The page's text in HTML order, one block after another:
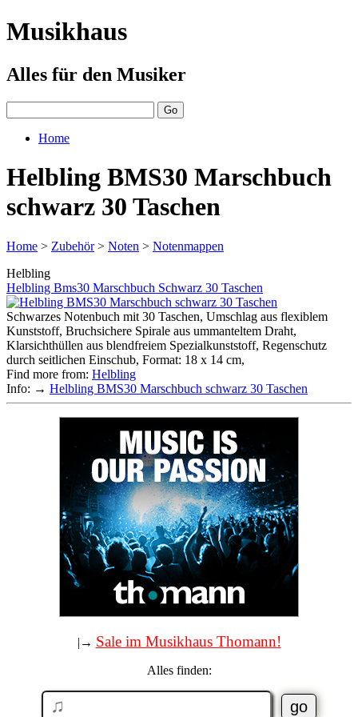
Musikhaus
Alles für den Musiker
Home
Helbling BMS30 Marschbuch
schwarz 30 Taschen
Home > Zubehör> Noten > Notenmappen
Helbling
Helbling Bms30 Marschbuch Schwarz 30 Taschen
Schwarzes Notenbuch mit 30 Taschen, Umschlag aus flexiblem
Kunststoff, Bruchsichere Spirale aus ummanteltem Draht,
Klarsichthüllen aus blendfreiem Spezialkunststoff, Regenschutz
durch seitlichen Einschub, Format: 18 x 14 cm,
Find more from: Helbling
Info: → Helbling BMS30 Marschbuch schwarz 30 Taschen
|→ Sale im Musikhaus Thomann!
Alles finden: